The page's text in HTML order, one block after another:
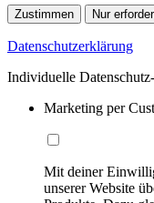
Zustimmen Nur
Datenschutzerklärung
Individuelle
Marketing per
Mit deiner
unserer Website